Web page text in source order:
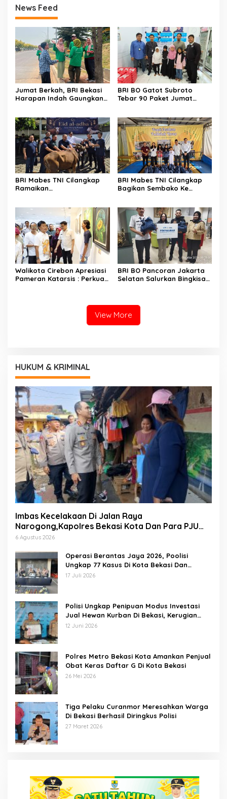
News Feed
Jumat Berkah, BRI Bekasi
Harapan Indah Gaungkan
BRI BO Gatot Subroto
Tebar 90 Paket Jumat
BRI Mabes TNI Cilangkap
Ramaikan
Sekitar Pasar Minggu
BRI Mabes TNI Cilangkap
Bagikan Sembako Ke
Walikota Cirebon Apresiasi
Pameran Katarsis : Perkuat
BRI BO Pancoran Jakarta
Selatan Salurkan Bingkisan
View More
HUKUM & KRIMINAL
Imbas Kecelakaan Di Jalan Raya
Narogong,Kapolres Bekasi Kota Dan Para PJU
Tinjau TPST Bantargebang
6 Agustus 2026
Operasi Berantas Jaya 2026, Poolisi
Ungkap 77 Kasus Di Kota Bekasi Dan
Amankan 69 Pelaku
17 Juli 2026
Polisi Ungkap Penipuan Modus Investasi
Jual Hewan Kurban Di Bekasi, Kerugian
Hampir 1 Miliar
12 Juni 2026
Polres Metro Bekasi Kota Amankan Penjual
Obat Keras Daftar G Di Kota Bekasi
26 Mei 2026
Tiga Pelaku Curanmor Meresahkan Warga
Di Bekasi Berhasil Diringkus Polisi
27 Maret 2026